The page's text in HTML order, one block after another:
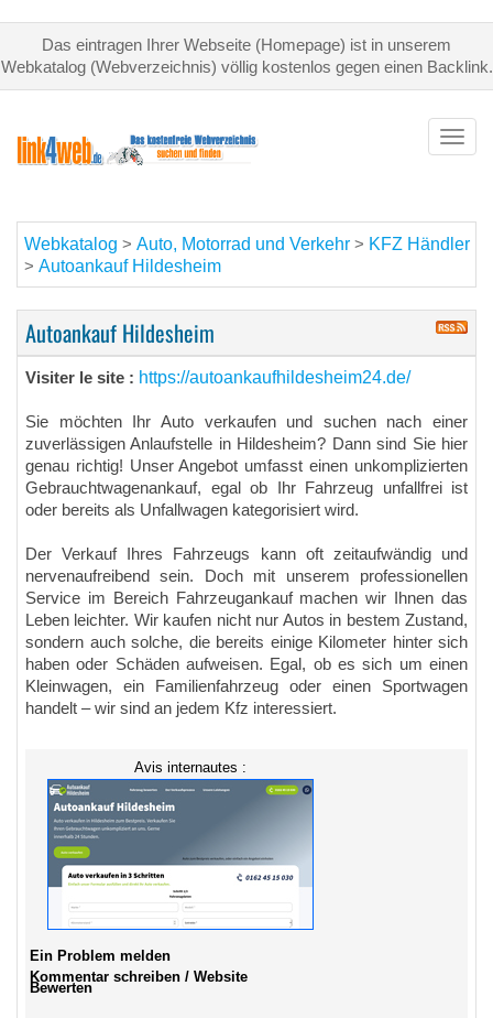
Das eintragen Ihrer Webseite (Homepage) ist in unserem
Webkatalog (Webverzeichnis) völlig kostenlos gegen einen Backlink.
Webkatalog > Auto, Motorrad und Verkehr > KFZ Händler
> Autoankauf Hildesheim
Autoankauf Hildesheim
Visiter le site : https://autoankaufhildesheim24.de/
Sie möchten Ihr Auto verkaufen und suchen nach einer
zuverlässigen Anlaufstelle in Hildesheim? Dann sind Sie hier
genau richtig! Unser Angebot umfasst einen unkomplizierten
Gebrauchtwagenankauf, egal ob Ihr Fahrzeug unfallfrei ist
oder bereits als Unfallwagen kategorisiert wird.
Der Verkauf Ihres Fahrzeugs kann oft zeitaufwändig und
nervenaufreibend sein. Doch mit unserem professionellen
Service im Bereich Fahrzeugankauf machen wir Ihnen das
Leben leichter. Wir kaufen nicht nur Autos in bestem Zustand,
sondern auch solche, die bereits einige Kilometer hinter sich
haben oder Schäden aufweisen. Egal, ob es sich um einen
Kleinwagen, ein Familienfahrzeug oder einen Sportwagen
handelt – wir sind an jedem Kfz interessiert.
Avis internautes :
Ein Problem melden
Kommentar schreiben / Website
Bewerten